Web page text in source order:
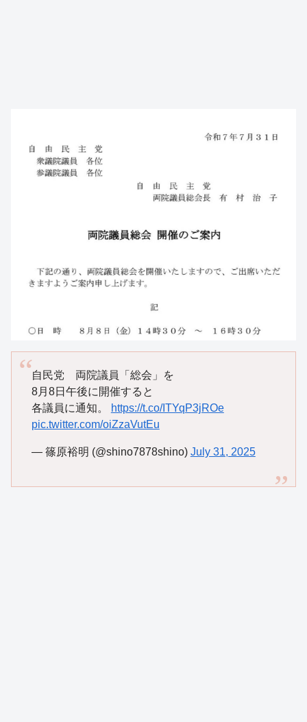
自民党 両院議員「総会」を
8月8日午後に開催すると
各議員に通知。
https://t.co/ITYqP3jROe
pic.twitter.com/oiZzaVutEu
— 篠原裕明 (@shino7878shino) July 31, 2025